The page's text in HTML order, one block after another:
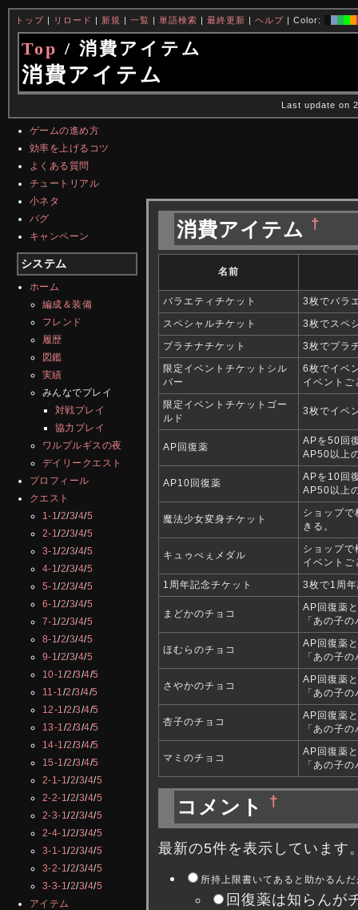
トップ| リロード | 新規 | 一覧 | 単語検索 | 最終更新 | ヘルプ| Color:
Top / 消費アイテム
消費アイテム
Last update on
ゲームの進め方
効率を上げるコツ
よくある質問
チュートリアル
小ネタ
バグ
キャンペーン
システム
ホーム
編成＆装備
フレンド
履歴
図鑑
実績
みんなでプレイ
対戦プレイ
協力プレイ
ワルプルギスの夜
デイリークエスト
プロフィール
クエスト
1-1/2/3/4/5
2-1/2/3/4/5
3-1/2/3/4/5
4-1/2/3/4/5
5-1/2/3/4/5
6-1/2/3/4/5
7-1/2/3/4/5
8-1/2/3/4/5
9-1/2/3/4/5
10-1 /2/3/4/5
11-1 /2/3/4/5
12-1 /2/3/4/5
13-1 /2/3/4/5
14-1 /2/3/4/5
15-1 /2/3/4/5
2-1-1/2/3/4/5
2-2-1/2/3/4/5
2-3-1/2/3/4/5
2-4-1/2/3/4/5
3-1-1/2/3/4/5
3-2-1/2/3/4/5
3-3-1/2/3/4/5
アイテム
消費アイテム †
名前
バラエティチケット
3枚でバラ
スペシャルチケット
3枚でスペ
プラチナチケット
3枚でプラ
限定イベントチケットシル
バー
6枚でイベ
イベント
限定イベントチケットゴー
ルド
3枚でイベ
AP回復薬
APを50回
AP50以上
AP10回復薬
APを10回
AP50以上
魔法少女変身チケット
ショップ
きる。
キュゥべぇメダル
ショップ
イベントご
1周年記念チケット
3枚で1周
まどかのチョコ
AP回復薬
「あの子
ほむらのチョコ
AP回復薬
「あの子
さやかのチョコ
AP回復薬
「あの子
杏子のチョコ
AP回復薬
「あの子
マミのチョコ
AP回復薬
「あの子
コメント †
最新の5件を表示しています
所持上限書いてあると助かるん
回復薬は知らんが